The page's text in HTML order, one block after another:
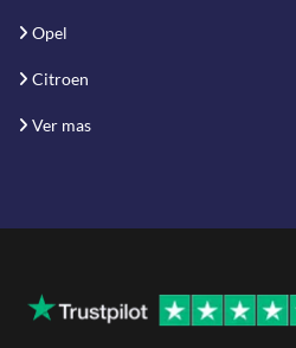
Opel
Citroen
Ver mas